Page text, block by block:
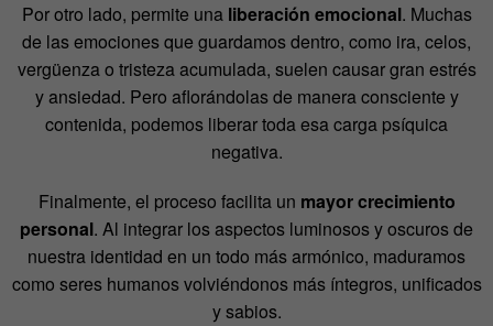
Por otro lado, permite una liberación emocional. Muchas
de las emociones que guardamos dentro, como ira, celos,
vergüenza o tristeza acumulada, suelen causar gran estrés
y ansiedad. Pero aflorándolas de manera consciente y
contenida, podemos liberar toda esa carga psíquica
negativa.
Finalmente, el proceso facilita un mayor crecimiento
personal. Al integrar los aspectos luminosos y oscuros de
nuestra identidad en un todo más armónico, maduramos
como seres humanos volviéndonos más íntegros, unificados
y sabios.